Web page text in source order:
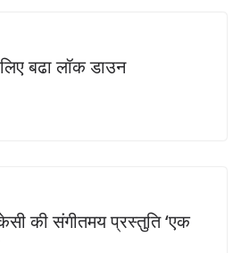
बढा लॉक डाउन
की संगीतमय प्रस्तुति ‘एक